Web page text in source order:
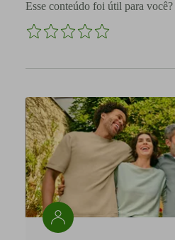
Esse conteúdo foi útil para você?